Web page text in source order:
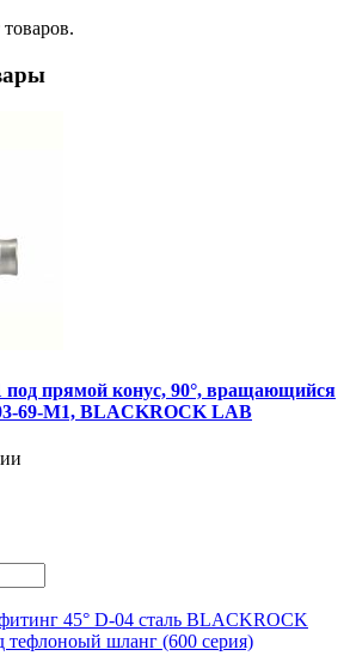
прямой конус, 90°, вращающийся
69-M1, BLACKROCK LAB